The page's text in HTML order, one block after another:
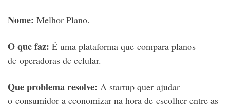
Nome: Melhor Plano.
O que faz: É uma plataforma que compara planos
de operadoras de celular.
Que problema resolve: A startup quer ajudar
o consumidor a economizar na hora de escolher entre as